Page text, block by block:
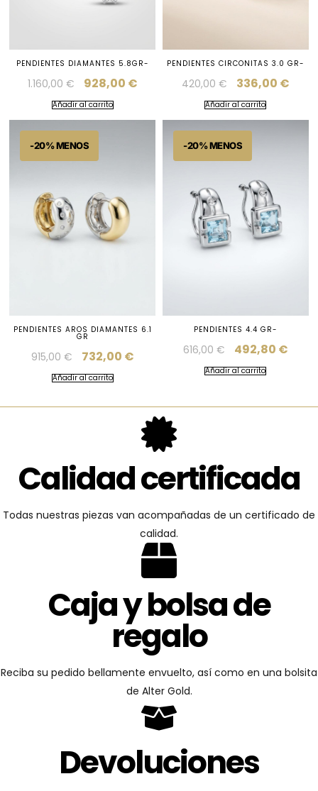
PENDIENTES DIAMANTES 5.8GR-
1.160,00 € 928,00 €
Añadir al carrito
PENDIENTES CIRCONITAS 3.0 GR-
420,00 € 336,00 €
Añadir al carrito
PENDIENTES AROS DIAMANTES 6.1
GR
915,00 € 732,00 €
Añadir al carrito
PENDIENTES 4.4 GR-
616,00 € 492,80 €
Añadir al carrito
Calidad certificada
Todas nuestras piezas van acompañadas de un certificado de
calidad.
Caja y bolsa de
regalo
Reciba su pedido bellamente envuelto, así como en una bolsita
de Alter Gold.
Devoluciones